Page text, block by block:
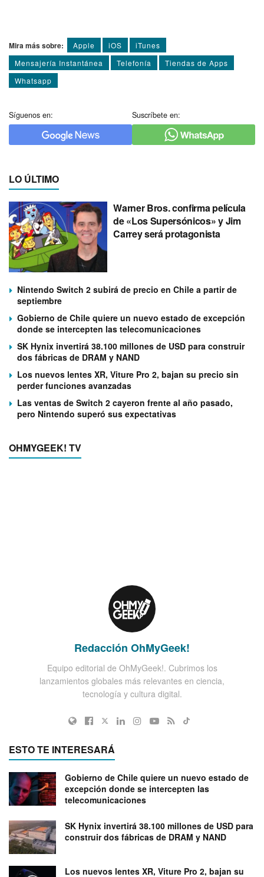
Mira más sobre: Apple iOS
iTunes
Mensajería Instantánea
Telefoní­a
Tiendas de Apps
Whatsapp
Síguenos en: Suscríbete en:
LO ÚLTIMO
Warner Bros. confirma película
de «Los Supersónicos» y Jim
Carrey será protagonista
Nintendo Switch 2 subirá de precio en Chile a partir de
septiembre
Gobierno de Chile quiere un nuevo estado de excepción
donde se intercepten las telecomunicaciones
SK Hynix invertirá 38.100 millones de USD para construir
dos fábricas de DRAM y NAND
Los nuevos lentes XR, Viture Pro 2, bajan su precio sin
perder funciones avanzadas
Las ventas de Switch 2 cayeron frente al año pasado,
pero Nintendo superó sus expectativas
OHMYGEEK! TV
Redacción OhMyGeek!
Equipo editorial de OhMyGeek!. Cubrimos los
lanzamientos globales más relevantes en ciencia,
tecnología y cultura digital.
ESTO TE INTERESARÁ
Gobierno de Chile quiere un nuevo estado de
excepción donde se intercepten las
telecomunicaciones
SK Hynix invertirá 38.100 millones de USD para
construir dos fábricas de DRAM y NAND
Los nuevos lentes XR, Viture Pro 2, bajan su